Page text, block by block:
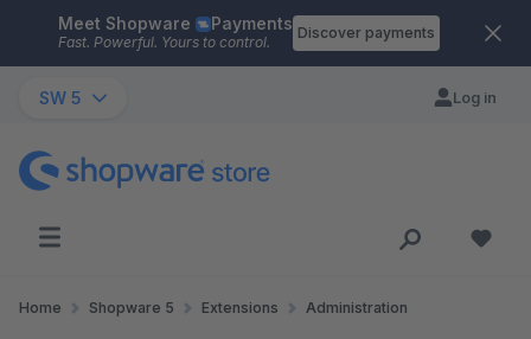
Skip to main content
Meet Shopware Payments
Fast. Powerful. Yours to control.
Discover payments
SW 5 Log in
Home Shopware 5 Extensions Administration